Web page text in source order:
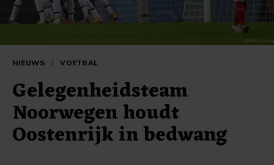
NIEUWS / VOETBAL
Gelegenheidsteam
Noorwegen houdt
Oostenrijk in bedwang